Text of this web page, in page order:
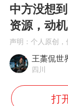
中方没想
资源，动
声明：个人原创
王藁侃世
四川
打